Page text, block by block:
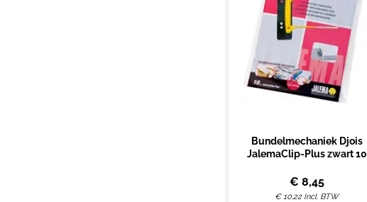
Bundelmechaniek Djois
JalemaClip-Plus zwart 10
€ 8,45
€10,22 Incl. BTW